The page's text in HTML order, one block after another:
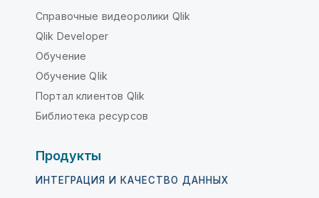
Справочные видеоролики Qlik
Qlik Developer
Обучение
Обучение Qlik
Портал клиентов Qlik
Библиотека ресурсов
Продукты
ИНТЕГРАЦИЯ И КАЧЕСТВО ДАННЫХ